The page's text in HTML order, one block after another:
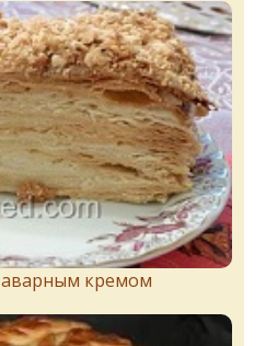
кремом